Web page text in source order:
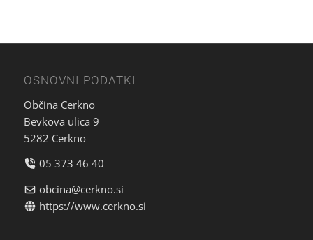
OSNOVNI PODATKI
Občina Cerkno
Bevkova ulica 9
5282 Cerkno
05 373 46 40
obcina@cerkno.si
https://www.cerkno.si